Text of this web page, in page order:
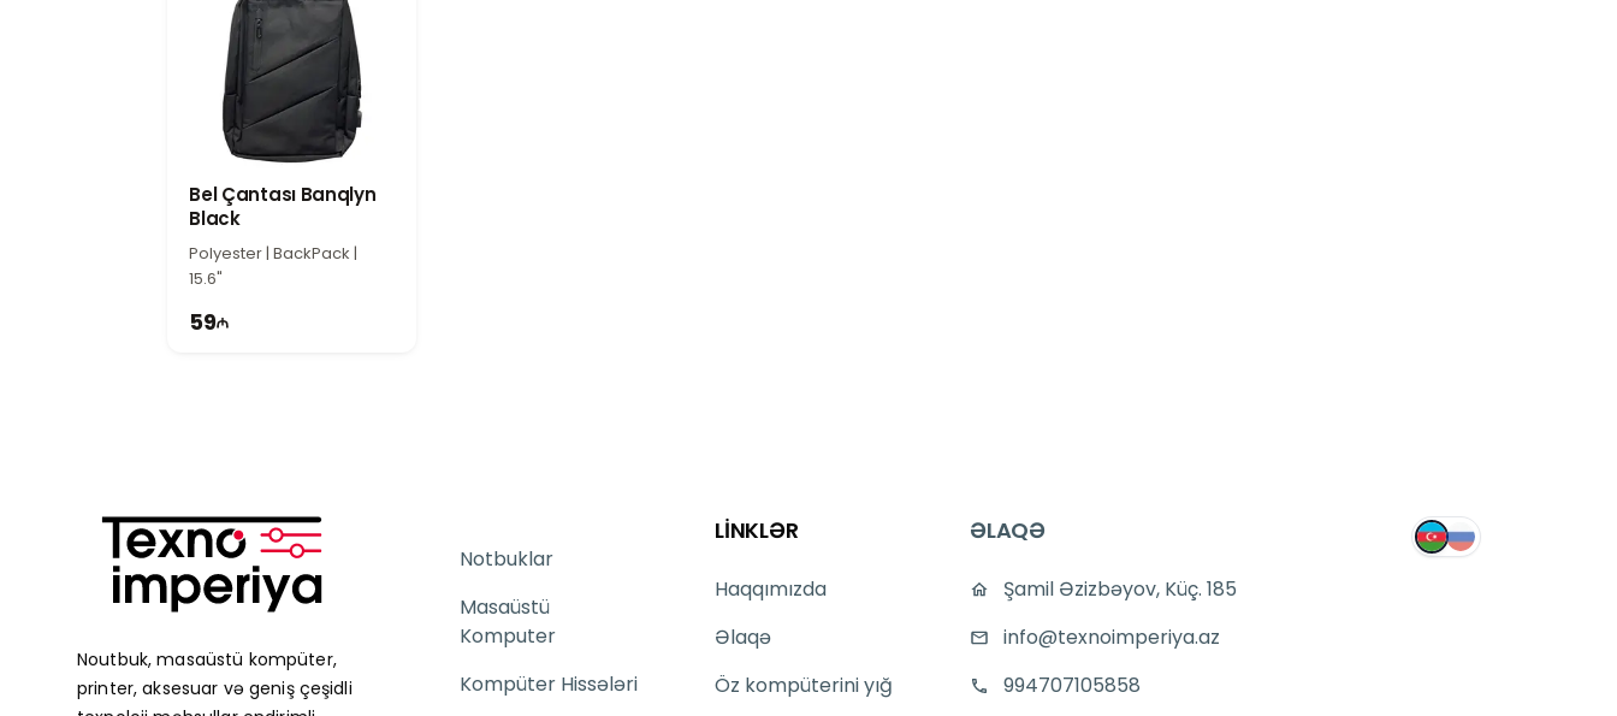
Bel Çantası Banqlyn
Black
Polyester | BackPack |
15.6"
59
Noutbuk, masaüstü kompüter,
printer, aksesuar və geniş çeşidli
Notbuklar
Masaüstü
Komputer
Kompüter Hissələri
LİNKLƏR
Haqqımızda
Əlaqə
Öz kompüterini yığ
ƏLAQƏ
Şamil Əzizbəyov, Küç. 185
info@texnoimperiya.az
994707105858